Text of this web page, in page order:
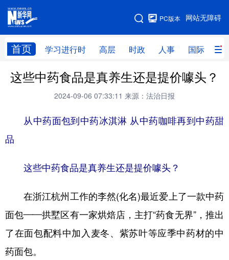
网站无障碍
PC版本
首页 学习进行时 高层 时政 人事 国际 财
网站地图
学习进行时 高层 时政 人事
财经 网评
台湾 思客智库 全球连线 教育
文化 书画 健康
学术中国
这些中药食品是真养生还是提价噱头？
2024-09-06 07:33:11 来源：法治日报
从中药面包到中药冰淇淋 从中药咖啡再到中药甜
品
这些中药食品是真养生还是提价噱头？
在浙江杭州工作的李然(化名)最近爱上了一款中药
面包——拱墅区有一家烘焙店，主打“药食无界”，推出
了在面包配料中加入麦冬、紫苏叶等应季中药材的中
药面包。